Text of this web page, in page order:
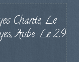
Chante, Le
Aube. Le 29